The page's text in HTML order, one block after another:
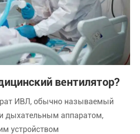
вентилятор?
ИВЛ, обычно называемый
дыхательным аппаратом,
устройством